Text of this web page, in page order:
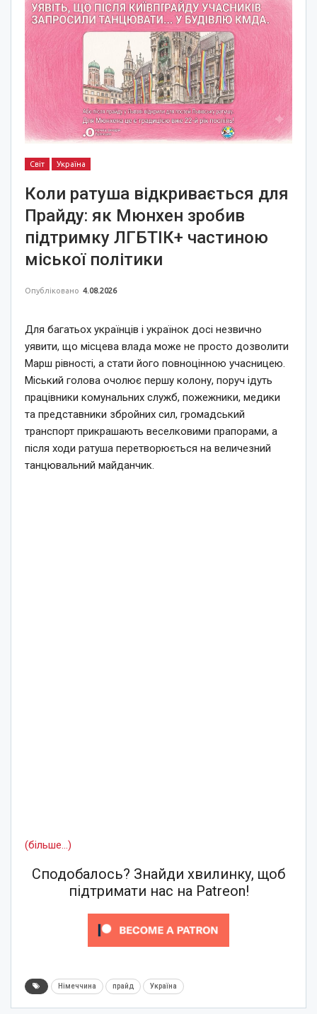
Світ Україна
Коли ратуша відкривається для
Прайду: як Мюнхен зробив
підтримку ЛГБТІК+ частиною
міської політики
Опубліковано 4.08.2026
Для багатьох українців і українок досі незвично
уявити, що місцева влада може не просто дозволити
Марш рівності, а стати його повноцінною учасницею.
Міський голова очолює першу колону, поруч ідуть
працівники комунальних служб, пожежники, медики
та представники збройних сил, громадський
транспорт прикрашають веселковими прапорами, а
після ходи ратуша перетворюється на величезний
танцювальний майданчик.
(більше…)
Сподобалось? Знайди хвилинку, щоб
підтримати нас на Patreon!
Німеччина прайд Україна